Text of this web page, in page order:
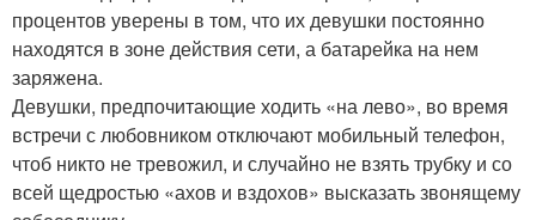
процентов уверены в том, что их девушки постоянно
находятся в зоне действия сети, а батарейка на нем
заряжена.
Девушки, предпочитающие ходить «на лево», во время
встречи с любовником отключают мобильный телефон,
чтоб никто не тревожил, и случайно не взять трубку и со
всей щедростью «ахов и вздохов» высказать звонящему